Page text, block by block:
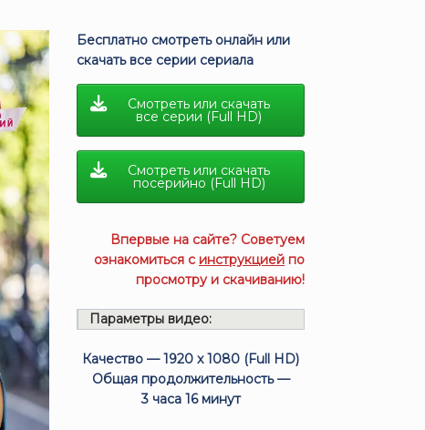
Бесплатно смотреть онлайн или
скачать все серии сериала
Смотреть или скачать
все серии (Full HD)
Смотреть или скачать
посерийно (Full HD)
Впервые на сайте? Советуем
ознакомиться с инструкцией по
просмотру и скачиванию!
Параметры видео:
Качество — 1920 x 1080 (Full HD)
Общая продолжительность —
3 часа 16 минут